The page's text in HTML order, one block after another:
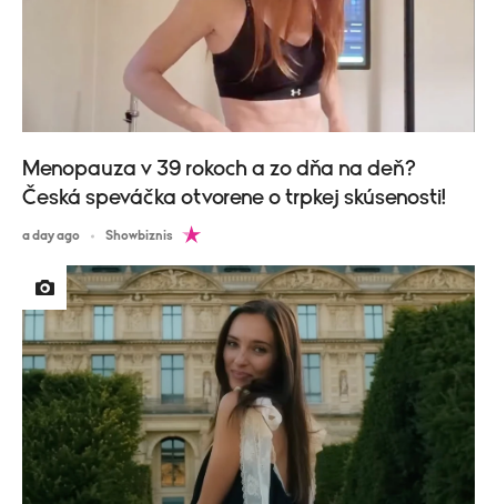
Menopauza v 39 rokoch a zo dňa na deň?
Česká speváčka otvorene o trpkej skúsenosti!
a day ago Showbiznis